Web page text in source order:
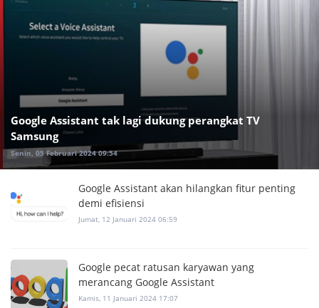
Google Assistant tak lagi dukung perangkat TV
Samsung
Senin, 05 Februari 2024 09:54
Google Assistant akan hilangkan fitur penting
demi efisiensi
Jumat, 12 Januari 2024 06:59
Google pecat ratusan karyawan yang
merancang Google Assistant
Kamis, 11 Januari 2024 17:07